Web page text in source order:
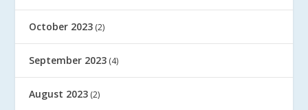
October 2023 (2)
September 2023 (4)
August 2023 (2)